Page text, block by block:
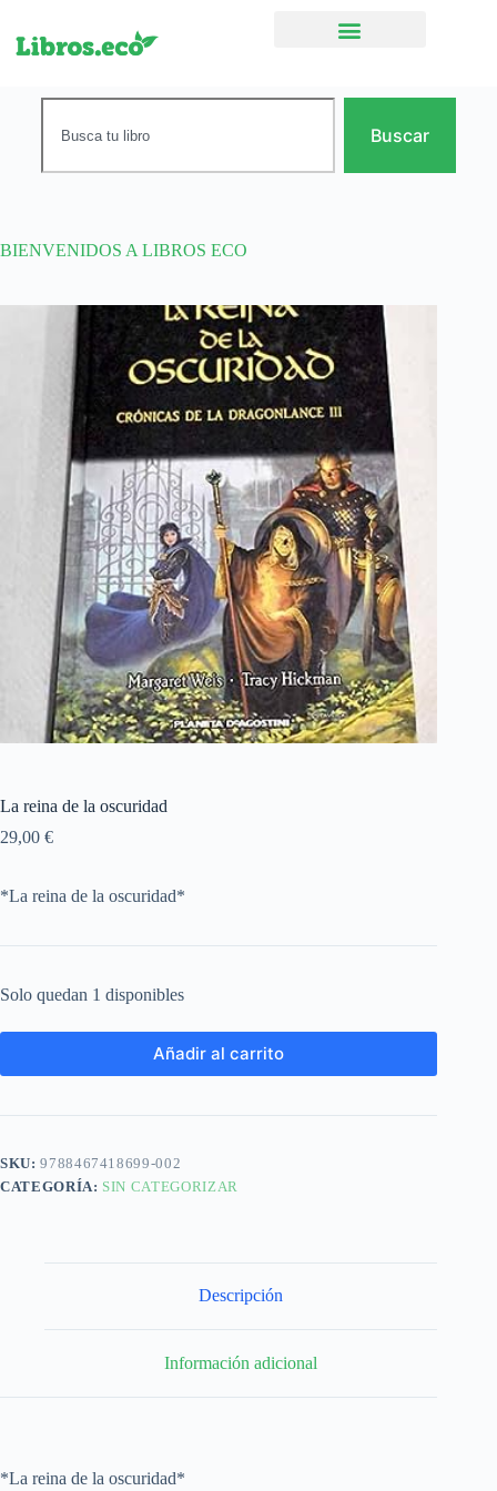
Buscar
BIENVENIDOS A LIBROS ECO
La reina de la oscuridad
29,00 €
*La reina de la oscuridad*
Solo quedan 1 disponibles
Añadir al carrito
SKU:9788467418699-002
CATEGORÍA: SIN CATEGORIZAR
Descripción
Información adicional
*La reina de la oscuridad*